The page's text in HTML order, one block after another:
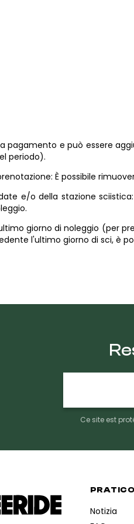
pagamento e può essere
periodo).
È possibile
e/o della stazione
giorno di noleggio (per
l'ultimo giorno di sci, è
Ce site est
PRATICO
Notizia